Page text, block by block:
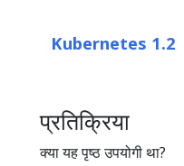
Kubernetes 1.2
प्रतिक्रिया
क्या यह पृष्ठ उपयोगी था?